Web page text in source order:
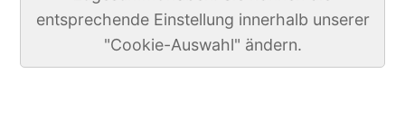
entsprechende Einstellung innerhalb unserer
"Cookie-Auswahl" ändern.